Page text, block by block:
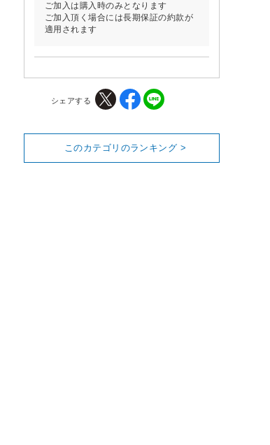
ご加入は購入時のみとなります
ご加入頂く場合には長期保証の約款が
適用されます
シェアする
このカテゴリのランキング >